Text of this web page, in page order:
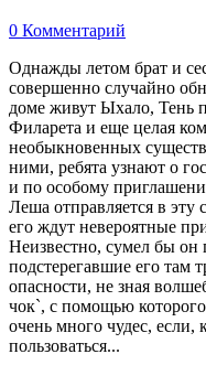
0 Комментарий
Однажды летом брат и
совершенно случайно
доме живут Ыхало, Тень
Филарета и еще целая
необыкновенных
ними, ребята узнают о
и по особому
Леша отправляется в эту
его ждут невероятные
Неизвестно, сумел бы он
подстерегавшие его там
опасности, не зная
чок`, с помощью
очень много чудес, если,
пользоваться...